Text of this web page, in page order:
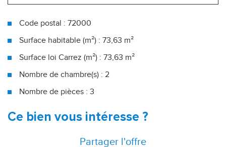
Code postal : 72000
Surface habitable (m²) : 73,63 m²
Surface loi Carrez (m²) : 73,63 m²
Nombre de chambre(s) : 2
Nombre de pièces : 3
Le Mans (72000)
ce bien vous intéresse ?
Partager l'offre